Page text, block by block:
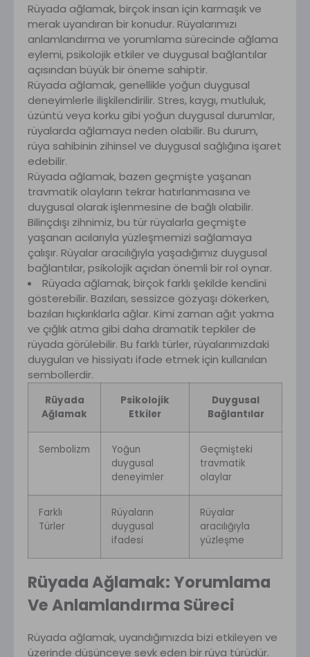
Rüyada ağlamak, birçok insan için karmaşık ve
merak uyandıran bir konudur. Rüyalarımızı
anlamlandırma ve yorumlama sürecinde ağlama
eylemi, psikolojik etkiler ve duygusal bağlantılar
açısından büyük bir öneme sahiptir.
Rüyada ağlamak, genellikle yoğun duygusal
deneyimlerle ilişkilendirilir. Stres, kaygı, mutluluk,
üzüntü veya korku gibi yoğun duygusal durumlar,
rüyalarda ağlamaya neden olabilir. Bu durum,
rüya sahibinin zihinsel ve duygusal sağlığına işaret
edebilir.
Rüyada ağlamak, bazen geçmişte yaşanan
travmatik olayların tekrar hatırlanmasına ve
duygusal olarak işlenmesine de bağlı olabilir.
Bilinçdışı zihnimiz, bu tür rüyalarla geçmişte
yaşanan acılarıyla yüzleşmemizi sağlamaya
çalışır. Rüyalar aracılığıyla yaşadığımız duygusal
bağlantılar, psikolojik açıdan önemli bir rol oynar.
Rüyada ağlamak, birçok farklı şekilde kendini
gösterebilir. Bazıları, sessizce gözyaşı dökerken,
bazıları hıçkırıklarla ağlar. Kimi zaman ağıt yakma
ve çığlık atma gibi daha dramatik tepkiler de
rüyada görülebilir. Bu farklı türler, rüyalarımızdaki
duyguları ve hissiyatı ifade etmek için kullanılan
sembollerdir.
Rüyada
Ağlamak
Psikolojik
Etkiler
Duygusal
Bağlantılar
Sembolizm
Yoğun
duygusal
deneyimler
Geçmişteki
travmatik
olaylar
Farklı
Türler
Rüyaların
duygusal
ifadesi
Rüyalar
aracılığıyla
yüzleşme
Rüyada Ağlamak: Yorumlama
Ve Anlamlandırma Süreci
Rüyada ağlamak, uyandığımızda bizi etkileyen ve
üzerinde düşünceye sevk eden bir rüya türüdür.